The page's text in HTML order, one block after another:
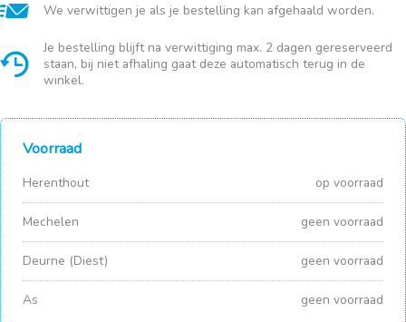
lost
aantal
We verwittigen je als je bestelling kan afgehaald worden.
Je bestelling blijft na verwittiging max. 2 dagen gereserveerd
staan, bij niet afhaling gaat deze automatisch terug in de
winkel.
Voorraad
Herenthout op voorraad
Mechelen geen voorraad
Deurne (Diest) geen voorraad
As geen voorraad